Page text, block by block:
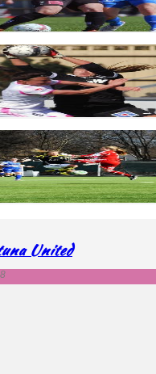
Bunkeflo – QBIK
– Mallbackens IF
United